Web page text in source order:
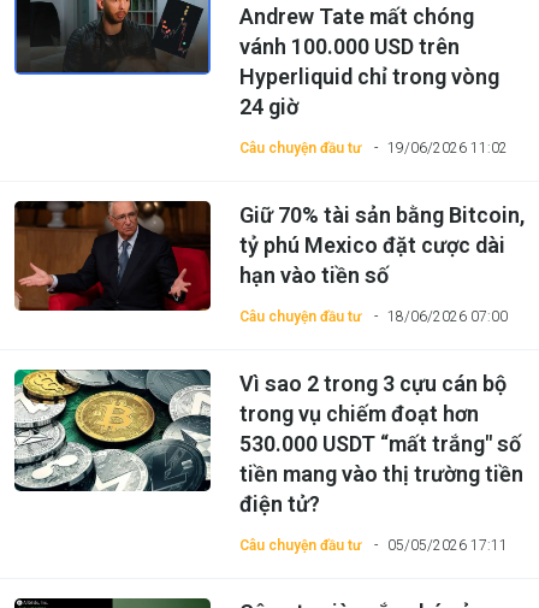
Câu chuyện đầu tư 19/06/2026 11:02
Andrew Tate mất chóng
vánh 100.000 USD trên
Hyperliquid chỉ trong vòng
24 giờ
Câu chuyện đầu tư 18/06/2026 07:00
Giữ 70% tài sản bằng Bitcoin,
tỷ phú Mexico đặt cược dài
hạn vào tiền số
Câu chuyện đầu tư 05/05/2026 17:11
Vì sao 2 trong 3 cựu cán bộ
trong vụ chiếm đoạt hơn
530.000 USDT “mất trắng" số
tiền mang vào thị trường tiền
điện tử?